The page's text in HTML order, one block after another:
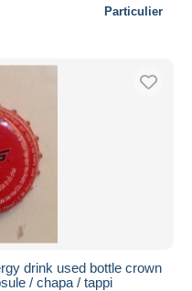
Particulier
drink used bottle crown
/ chapa / tappi